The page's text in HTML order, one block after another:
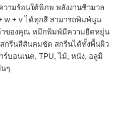
วามร้อนใต้พิภพ พลังงานชีวมวล
w + v ได้ทุกสี สามารถพิมพ์นูน
าของคุณ หมึกพิมพ์มีความยืดหยุ่น
กรีนสีสันคมชัด สกรีนได้ทั้งพื้นผิว
ร์บอนเนต, TPU, ไม้, หนัง, อลูมิ
ๆ